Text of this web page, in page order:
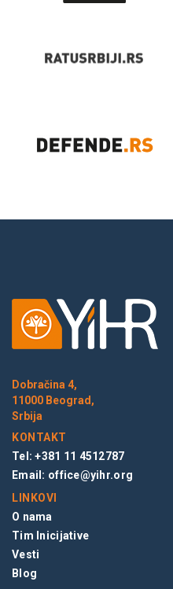
Dobračina 4,
11000 Beograd,
Srbija
KONTAKT
Tel: +381 11 4512787
Email: office@yihr.org
LINKOVI
O nama
Tim Inicijative
Vesti
Blog